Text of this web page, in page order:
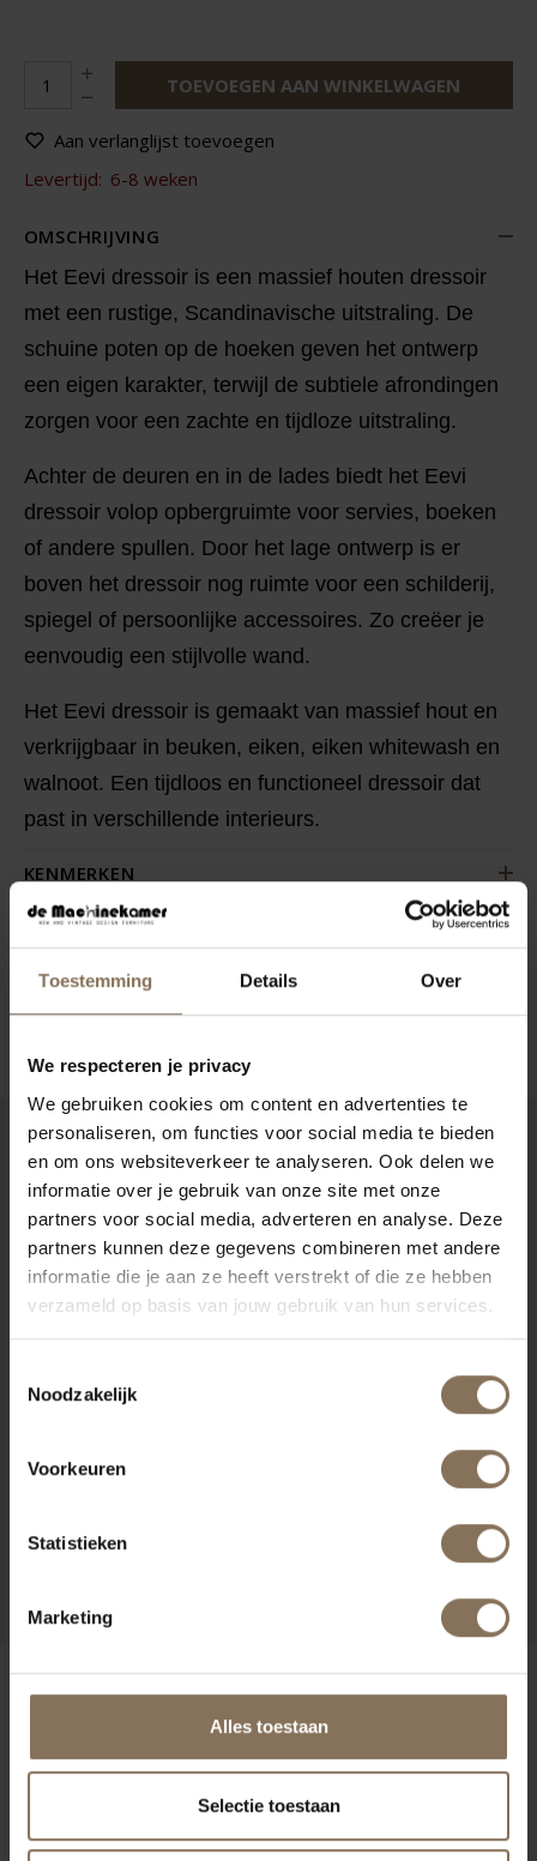
Toestemming Details Over
We respecteren je privacy
We gebruiken cookies om content en advertenties te
personaliseren, om functies voor social media te bieden
en om ons websiteverkeer te analyseren. Ook delen we
informatie over je gebruik van onze site met onze
partners voor social media, adverteren en analyse. Deze
partners kunnen deze gegevens combineren met andere
informatie die je aan ze heeft verstrekt of die ze hebben
verzameld op basis van jouw gebruik van hun services.
Noodzakelijk
Voorkeuren
Statistieken
Marketing
Alles toestaan
Selectie toestaan
TOEVOEGEN AAN WINKELWAGEN
Aan verlanglijst toevoegen
Levertijd: 6-8 weken
OMSCHRIJVING
Het Eevi dressoir is een massief houten dressoir
met een rustige, Scandinavische uitstraling. De
schuine poten op de hoeken geven het ontwerp
een eigen karakter, terwijl de subtiele afrondingen
zorgen voor een zachte en tijdloze uitstraling.
Achter de deuren en in de lades biedt het Eevi
dressoir volop opbergruimte voor servies, boeken
of andere spullen. Door het lage ontwerp is er
boven het dressoir nog ruimte voor een schilderij,
spiegel of persoonlijke accessoires. Zo creëer je
eenvoudig een stijlvolle wand.
Het Eevi dressoir is gemaakt van massief hout en
verkrijgbaar in beuken, eiken, eiken whitewash en
walnoot. Een tijdloos en functioneel dressoir dat
past in verschillende interieurs.
KENMERKEN
VERPAKKING & MONTAGE
ZAKELIJK
RECENT BEKEKEN
EIKEN WHITEWASH
ONZE MERKEN